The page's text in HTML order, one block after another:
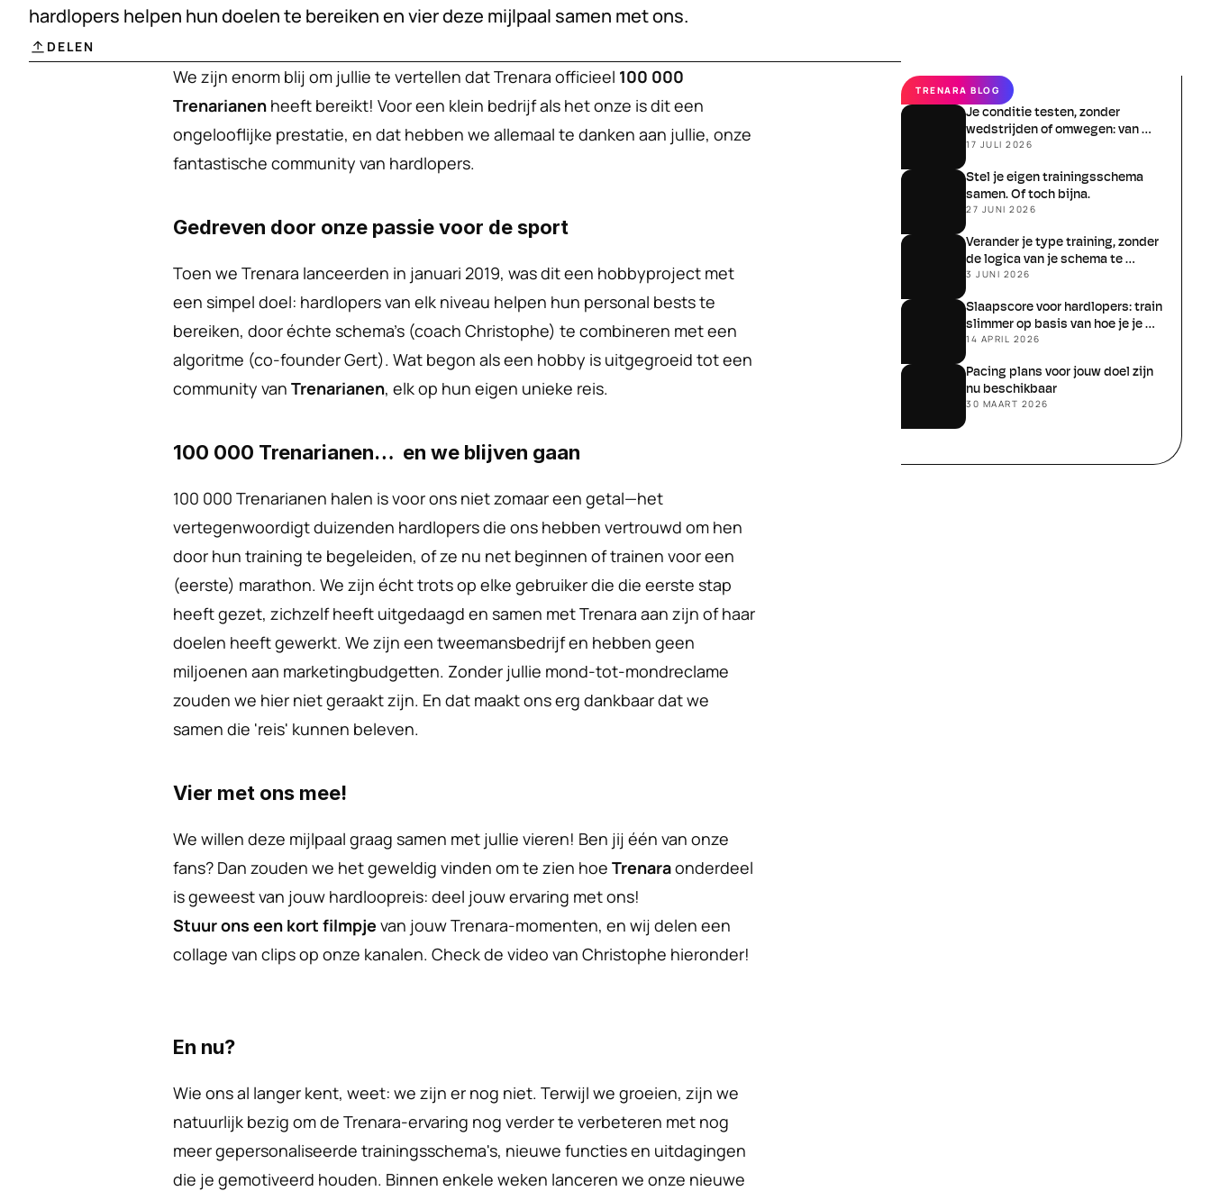
hardlopers helpen hun doelen te bereiken en vier deze mijlpaal samen met ons.
DELEN
We zijn enorm blij om jullie te vertellen dat Trenara officieel 100 000
Trenarianen heeft bereikt! Voor een klein bedrijf als het onze is dit een
ongelooflijke prestatie, en dat hebben we allemaal te danken aan jullie, onze
fantastische community van hardlopers.
Gedreven door onze passie voor de sport
Toen we Trenara lanceerden in januari 2019, was dit een hobbyproject met
een simpel doel: hardlopers van elk niveau helpen hun personal bests te
bereiken, door échte schema's (coach Christophe) te combineren met een
algoritme (co-founder Gert). Wat begon als een hobby is uitgegroeid tot een
community van Trenarianen, elk op hun eigen unieke reis.
100 000 Trenarianen…  en we blijven gaan
100 000 Trenarianen halen is voor ons niet zomaar een getal—het
vertegenwoordigt duizenden hardlopers die ons hebben vertrouwd om hen
door hun training te begeleiden, of ze nu net beginnen of trainen voor een
(eerste) marathon. We zijn écht trots op elke gebruiker die die eerste stap
heeft gezet, zichzelf heeft uitgedaagd en samen met Trenara aan zijn of haar
doelen heeft gewerkt. We zijn een tweemansbedrijf en hebben geen
miljoenen aan marketingbudgetten. Zonder jullie mond-tot-mondreclame
zouden we hier niet geraakt zijn. En dat maakt ons erg dankbaar dat we
samen die 'reis' kunnen beleven.
Vier met ons mee!
We willen deze mijlpaal graag samen met jullie vieren! Ben jij één van onze
fans? Dan zouden we het geweldig vinden om te zien hoe Trenara onderdeel
is geweest van jouw hardloopreis: deel jouw ervaring met ons!
Stuur ons een kort filmpje van jouw Trenara-momenten, en wij delen een
collage van clips op onze kanalen. Check de video van Christophe hieronder!
En nu?
Wie ons al langer kent, weet: we zijn er nog niet. Terwijl we groeien, zijn we
natuurlijk bezig om de Trenara-ervaring nog verder te verbeteren met nog
meer gepersonaliseerde trainingsschema's, nieuwe functies en uitdagingen
die je gemotiveerd houden. Binnen enkele weken lanceren we onze nieuwe
TRENARA BLOG
Je conditie testen, zonder
wedstrijden of omwegen: van
schatten naar meten
17 JULI 2026
Stel je eigen trainingsschema
samen. Of toch bijna.
27 JUNI 2026
Verander je type training, zonder
de logica van je schema te
verliezen
3 JUNI 2026
Slaapscore voor hardlopers: train
slimmer op basis van hoe je je
écht voelt
14 APRIL 2026
Pacing plans voor jouw doel zijn
nu beschikbaar
30 MAART 2026